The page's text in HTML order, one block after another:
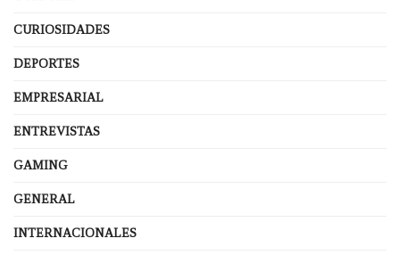
CURIOSIDADES
DEPORTES
EMPRESARIAL
ENTREVISTAS
GAMING
GENERAL
INTERNACIONALES